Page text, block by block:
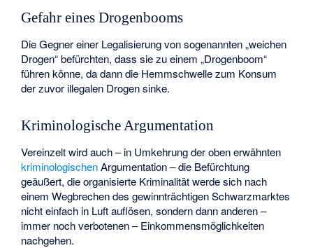
Gefahr eines Drogenbooms
Die Gegner einer Legalisierung von sogenannten „weichen
Drogen“ befürchten, dass sie zu einem „Drogenboom“
führen könne, da dann die Hemmschwelle zum Konsum
der zuvor illegalen Drogen sinke.
Kriminologische Argumentation
Vereinzelt wird auch – in Umkehrung der oben erwähnten
kriminologischenArgumentation – die Befürchtung
geäußert, die organisierte Kriminalität werde sich nach
einem Wegbrechen des gewinnträchtigen Schwarzmarktes
nicht einfach in Luft auflösen, sondern dann anderen –
immer noch verbotenen – Einkommensmöglichkeiten
nachgehen.